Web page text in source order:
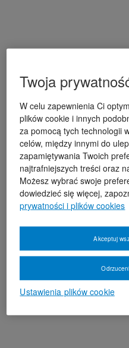
Twoja
W celu zapewnienia Ci
plików cookie i innych
za pomocą tych technologii
celów, między innymi do
zapamiętywania Twoich
najtrafniejszych treści oraz
Możesz wybrać swoje
dowiedzieć się więcej,
prywatności i plików cookies
Ustawienia plików cookie
Akceptuj